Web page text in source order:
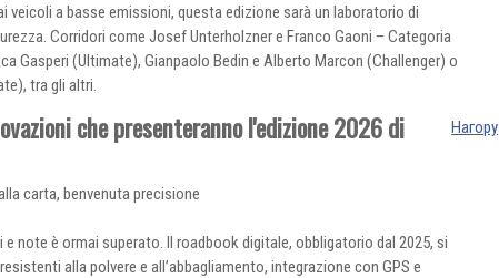
veicoli a basse emissioni, questa edizione sarà un laboratorio di
Corridori come Josef Unterholzner e Franco Gaoni – Categoria
Gasperi (Ultimate), Gianpaolo Bedin e Alberto Marcon (Challenger) o
tra gli altri.
Нагору
che presenteranno l'edizione 2026 di
carta, benvenuta precisione
note è ormai superato. Il roadbook digitale, obbligatorio dal 2025, si
alla polvere e all’abbagliamento, integrazione con GPS e